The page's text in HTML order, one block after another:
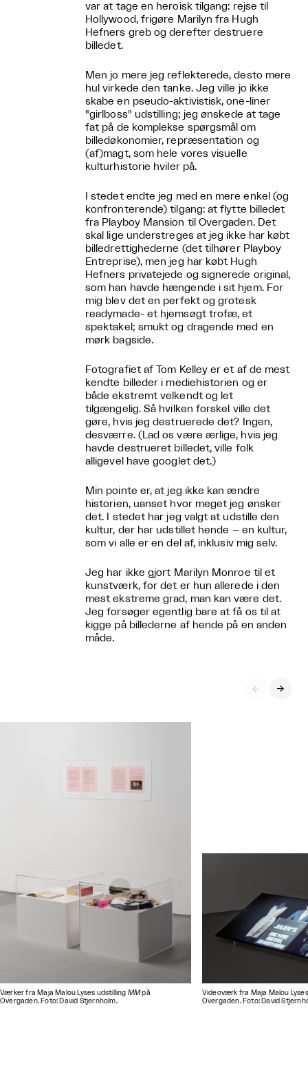
var at tage en heroisk tilgang: rejse til
Hollywood, frigøre Marilyn fra Hugh
Hefners greb og derefter destruere
billedet.
Men jo mere jeg reflekterede, desto mere
hul virkede den tanke. Jeg ville jo ikke
skabe en pseudo-aktivistisk, one-liner
"girlboss" udstilling; jeg ønskede at tage
fat på de komplekse spørgsmål om
billedøkonomier, repræsentation og
(af)magt, som hele vores visuelle
kulturhistorie hviler på.
I stedet endte jeg med en mere enkel (og
konfronterende) tilgang: at flytte billedet
fra Playboy Mansion til Overgaden. Det
skal lige understreges at jeg ikke har købt
billedrettighederne (det tilhører Playboy
Entreprise), men jeg har købt Hugh
Hefners privatejede og signerede original,
som han havde hængende i sit hjem. For
mig blev det en perfekt og grotesk
readymade- et hjemsøgt trofæ, et
spektakel; smukt og dragende med en
mørk bagside.
Fotografiet af Tom Kelley er et af de mest
kendte billeder i mediehistorien og er
både ekstremt velkendt og let
tilgængelig. Så hvilken forskel ville det
gøre, hvis jeg destruerede det? Ingen,
desværre. (Lad os være ærlige, hvis jeg
havde destrueret billedet, ville folk
alligevel have googlet det.)
Min pointe er, at jeg ikke kan ændre
historien, uanset hvor meget jeg ønsker
det. I stedet har jeg valgt at udstille den
kultur, der har udstillet hende – en kultur,
som vi alle er en del af, inklusiv mig selv.
Jeg har ikke gjort Marilyn Monroe til et
kunstværk, for det er hun allerede i den
mest ekstreme grad, man kan være det.
Jeg forsøger egentlig bare at få os til at
kigge på billederne af hende på en anden
måde.
 
Værker fra Maja Malou Lyses udstilling MM på
Overgaden. Foto: David Stjernholm.
Videoværk fra Maja Malou
Overgaden. Foto: David